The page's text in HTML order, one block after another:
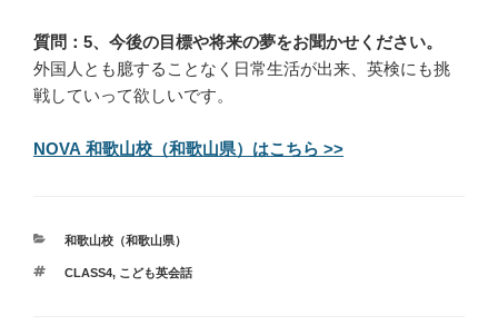
質問：5、今後の目標や将来の夢をお聞かせください。
外国人とも臆することなく日常生活が出来、英検にも挑
戦していって欲しいです。
NOVA 和歌山校（和歌山県）はこちら >>
カ
ゴ
和歌山校（和歌山県）
タ
CLASS4, こども英会話